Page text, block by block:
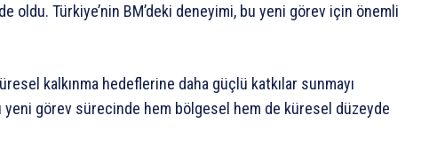
oldu. Türkiye’nin BM’deki deneyimi, bu yeni görev için önemli
kalkınma hedeflerine daha güçlü katkılar sunmayı
yeni görev sürecinde hem bölgesel hem de küresel düzeyde